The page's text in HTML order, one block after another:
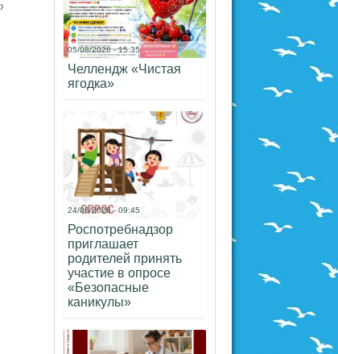
05/08/2026 - 15:35
Челлендж «Чистая
ягодка»
24/06/2026 - 09:45
Роспотребнадзор
приглашает
родителей принять
участие в опросе
«Безопасные
каникулы»